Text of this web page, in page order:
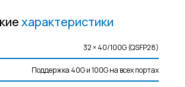
характеристики
32 × 40/100G (QSFP28)
Поддержка 40G и 100G на всех портах